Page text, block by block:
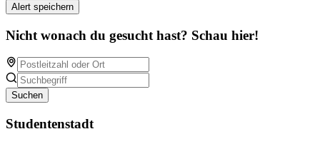
Alert speichern
Nicht wonach du gesucht hast? Schau hier!
Suchen
Studentenstadt